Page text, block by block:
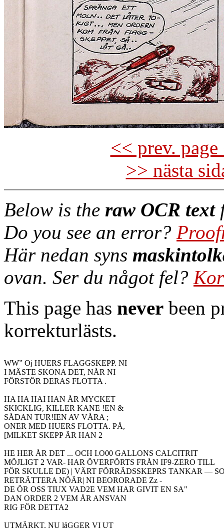
<< prev.
>> nästa
Below is the raw OCR text
Do you see an error?
Här nedan syns
ovan. Ser du något fel?
This page has never been
korrekturlästs.
WW” Oj HUERS FLAGGSKEPP. NI
I MÄSTE SKONA DET, NÅR NI
FÖRSTÖR DERAS FLOTTA .
HA HA HAI HAN ÅR MYCKET
SKICKLIG, KILLER KANE !EN &
SÅDAN TUR!IEN AV VÅRA ;
ONER MED HUERS FLOTTA. PÅ,
[MILKET SKEPP ÄR HAN 2
HE HER ÅR DET ... OCH I.O00 GALLONS CALCITRIT
MÖJLIGT 2 VAR- HAR ÖVERFÖRTS FRÅN IF9-ZERO TILL
FÖR SKULLE DE) | VÄRT FÖRRÄDSSKEPRS TANKAR —
RETRÄTTERA NÖÄR| NI BEORORADE Zz -
DE ÖR OSS TIUX VAD2E VEM HAR GIVIT EN SA"
DAN ORDER 2 VEM ÅR ANSVAN
RIG FÖR DETTA2
UTMÄRKT. NU låGGER VI UT